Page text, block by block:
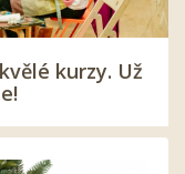
kurzy. Už